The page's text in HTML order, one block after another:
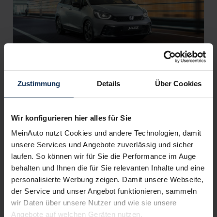
Zustimmung Details Über Cookies
Wir konfigurieren hier alles für Sie
MeinAuto nutzt Cookies und andere Technologien, damit
unsere Services und Angebote zuverlässig und sicher
laufen. So können wir für Sie die Performance im Auge
behalten und Ihnen die für Sie relevanten Inhalte und eine
personalisierte Werbung zeigen. Damit unsere Webseite,
der Service und unser Angebot funktionieren, sammeln
wir Daten über unsere Nutzer und wie sie unsere
Angebote auf welchen Geräten nutzen.
Honda Jazz (Test 2023): Heißer Swing oder
zurück zum Blues nach der Modellpflege?
überarbeitet wurde. Was der renovierte Honda Jazz V kann,
klären wir im Test.
Artikel lesen